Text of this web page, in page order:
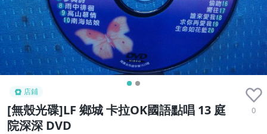
店鋪
[無殼光碟]LF 鄉城 卡拉OK國語點唱 13 庭
院深深 DVD
0